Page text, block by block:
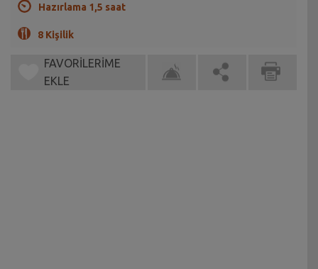
Hazırlama 1,5 saat
8 Kişilik
FAVORİLERİME
EKLE